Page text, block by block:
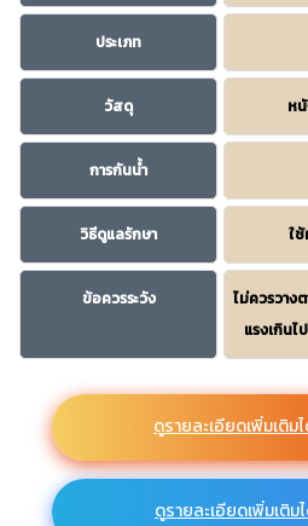
ประเภท
วัสดุ ห
การกันน้ำ
วิธีดูแลรักษา ใ
ข้อควรระวัง
ไม่ควรวาง
แรงเกินไ
ดูรายละเอียดเพิ่มเติม
ดูรายละเอียดเพิ่มเติม